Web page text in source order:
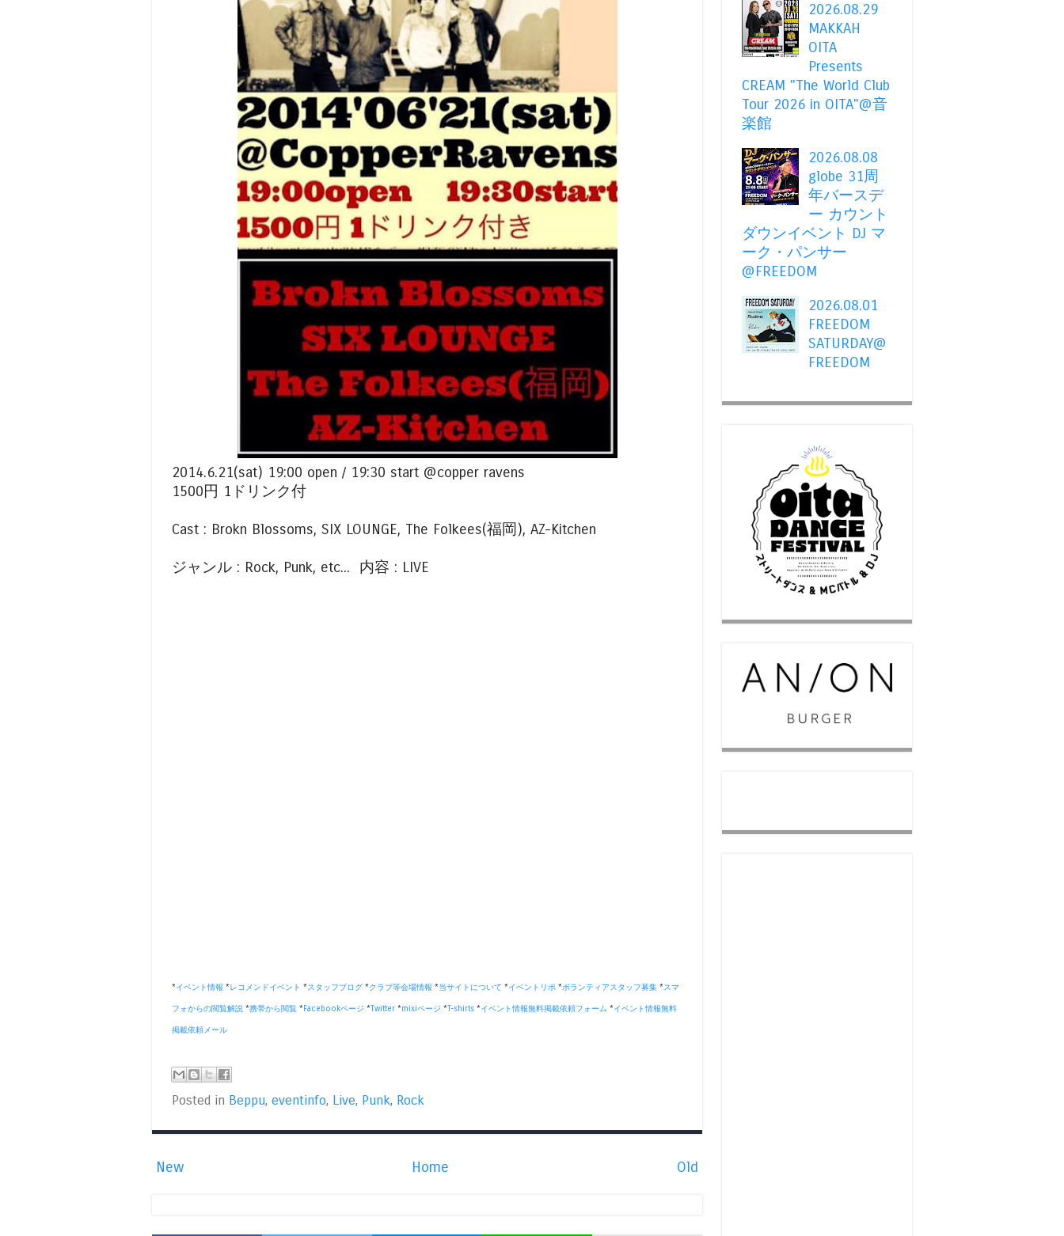
2014.6.21(sat) 19:00 open / 19:30 start @copper ravens
1500円 1ドリンク付
Cast : Brokn Blossoms, SIX LOUNGE, The Folkees(福岡), AZ-Kitchen
ジャンル : Rock, Punk, etc... 内容 : LIVE
*イベント情報 *レコメンドイベント *スタッフブログ *クラブ等会場情報 *当サイトについて *イベントリポ *ボランティアスタッフ募集 *スマ
フォからの閲覧解説 *携帯から閲覧 *Facebookページ * Twitter *mixiページ * T-shirts *イベント情報無料掲載依頼フォーム *イベント情報無料
掲載依頼メール
Posted in Beppu, eventinfo, Live, Punk, Rock
New Old
Home
2026.08.29
MAKKAH
OITA
Presents
CREAM "The World Club
Tour 2026 in OITA"@音
楽館
2026.08.08
globe 31周
年バースデ
ー カウント
ダウンイベント DJ マ
ーク・パンサー
@FREEDOM
2026.08.01
FREEDOM
SATURDAY@
FREEDOM